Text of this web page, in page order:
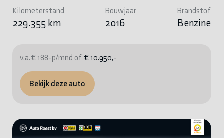
Kilometerstand
229.355 km
Bouwjaar
2016
Brandstof
Benzine
v.a. € 188-p/mnd of € 10.950,-
Bekijk deze auto